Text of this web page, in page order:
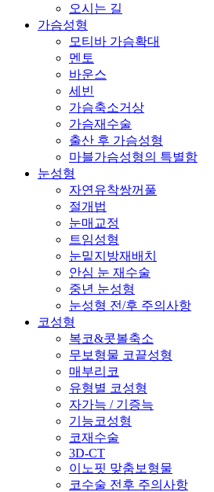
오시는 길
가슴성형
모티바 가슴확대
멘토
바운스
세빈
가슴축소거상
가슴재수술
출산 후 가슴성형
마블가슴성형의 특별함
눈성형
자연유착쌍꺼풀
절개법
눈매교정
트임성형
눈밑지방재배치
안심 눈 재수술
중년 눈성형
눈성형 전/후 주의사항
코성형
복코&콧볼축소
무보형물 코끝성형
매부리코
유형별 코성형
자가늑 / 기증늑
기능코성형
코재수술
3D-CT
이노핏 맞춤보형물
코수술 전후 주의사항